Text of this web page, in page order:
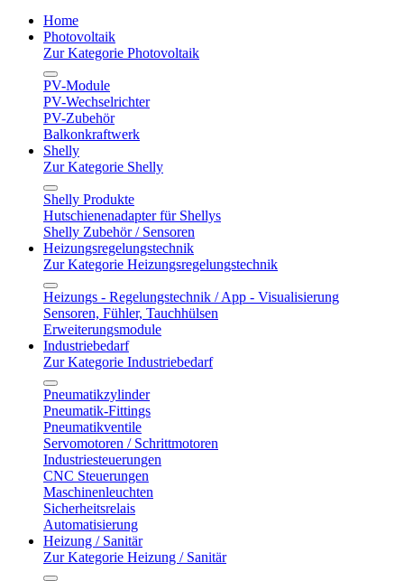
Home
Photovoltaik
Zur Kategorie Photovoltaik
PV-Module
PV-Wechselrichter
PV-Zubehör
Balkonkraftwerk
Shelly
Zur Kategorie Shelly
Shelly Produkte
Hutschienenadapter für Shellys
Shelly Zubehör / Sensoren
Heizungsregelungstechnik
Zur Kategorie Heizungsregelungstechnik
Heizungs - Regelungstechnik / App - Visualisierung
Sensoren, Fühler, Tauchhülsen
Erweiterungsmodule
Industriebedarf
Zur Kategorie Industriebedarf
Pneumatikzylinder
Pneumatik-Fittings
Pneumatikventile
Servomotoren / Schrittmotoren
Industriesteuerungen
CNC Steuerungen
Maschinenleuchten
Sicherheitsrelais
Automatisierung
Heizung / Sanitär
Zur Kategorie Heizung / Sanitär